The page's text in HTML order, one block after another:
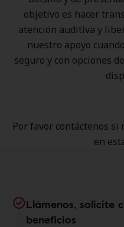
objetivo es hacer
atención auditiva y
nuestro apoyo
seguro y con opciones
Por favor contáctenos
en
Llámenos, solicite
beneficios